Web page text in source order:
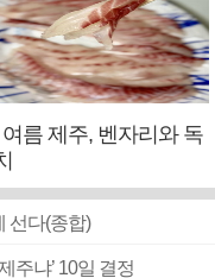
름 제주, 벤자리와 독
선다(종합)
주냐’ 10일 결정